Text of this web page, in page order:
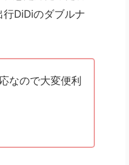
DiDiのダブルナ
なので大変便利